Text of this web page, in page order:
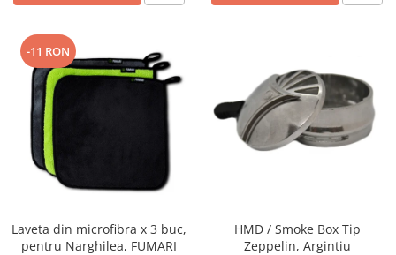
-11 RON
Laveta din microfibra x 3 buc,
pentru Narghilea, FUMARI
HMD / Smoke Box Tip
Zeppelin, Argintiu